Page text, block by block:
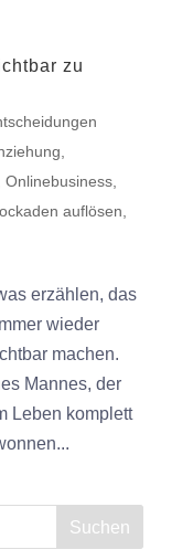
zu
Onlinebusiness,
auflösen
erzählen, das
wieder
machen.
Mannes, der
Leben komplett